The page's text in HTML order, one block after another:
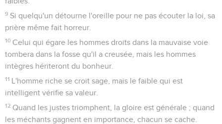
9 Si quelqu'un détourne l'oreille pour ne pas écouter la loi, sa
prière même fait horreur.
10 Celui qui égare les hommes droits dans la mauvaise voie
tombera dans la fosse qu'il a creusée, mais les hommes
intègres hériteront du bonheur.
11 L'homme riche se croit sage, mais le faible qui est
intelligent vérifie sa valeur.
12 Quand les justes triomphent, la gloire est générale ; quand
les méchants gagnent en importance, chacun se cache.